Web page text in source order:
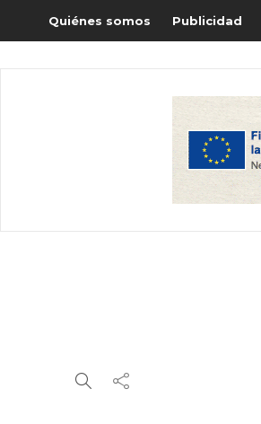
Quiénes somos Publicidad